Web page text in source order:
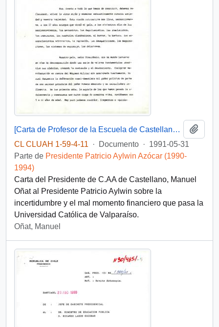
[Carta de Profesor de la Escuela de Castellano de la Universidad Católica de Valparaíso]
CL CLUAH 1-59-4-11
· Documento · 1991-05-31
Parte de Presidente Patricio Aylwin Azócar (1990-
1994)
Carta del Presidente de C.AA de Castellano, Manuel
Oñat al Presidente Patricio Aylwin sobre la
incertidumbre y el mal momento financiero que pasa la
Universidad Católica de Valparaíso.
Oñat, Manuel